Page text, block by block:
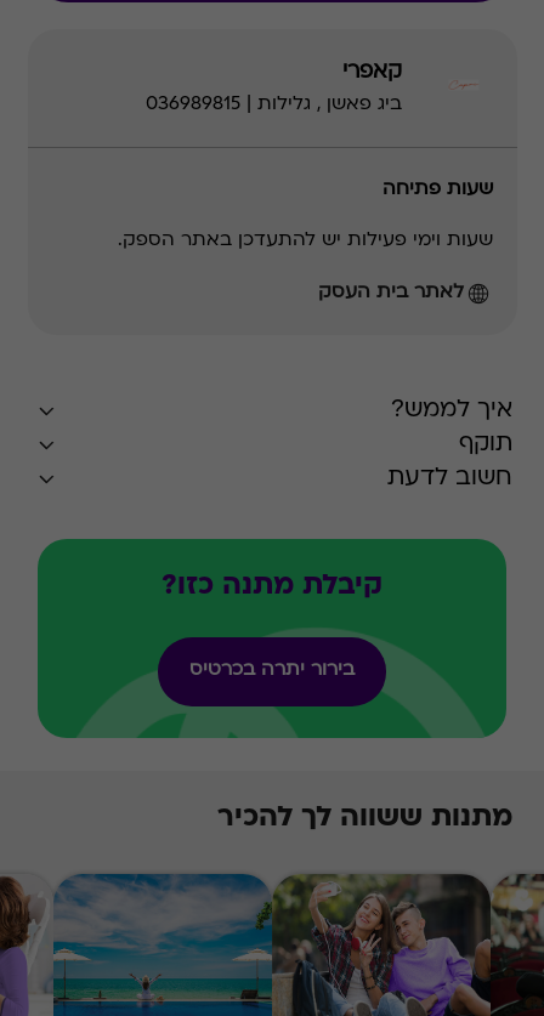
קאפרי
ביג פאשן , גלילות | 036989815
שעות פתיחה
שעות וימי פעילות יש להתעדכן באתר הספק.
לאתר בית העסק
איך לממש?
תוקף
חשוב לדעת
קיבלת מתנה כזו?
בירור יתרה בכרטיס
מתנות ששווה לך להכיר